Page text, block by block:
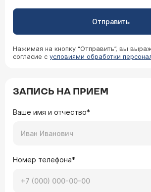
Отправить
Нажимая на кнопку “Отправить”, вы
согласие с условиями обработки
ЗАПИСЬ НА ПРИЕМ
Ваше имя и отчество*
Номер телефона*